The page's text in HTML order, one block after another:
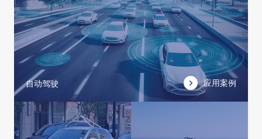
自动驾驶 应用案例